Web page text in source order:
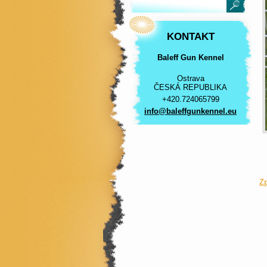
KONTAKT
Baleff Gun Kennel
Ostrava
ČESKÁ REPUBLIKA
+420.724065799
info@bal effgunkennel.eu